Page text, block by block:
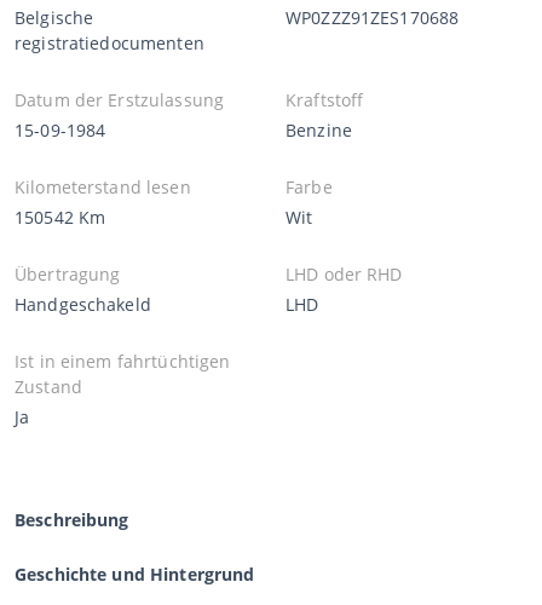
Belgische
registratiedocumenten
WP0ZZZ91ZES170688
Datum der Erstzulassung
15-09-1984
Kraftstoff
Benzine
Kilometerstand lesen
150542 Km
Farbe
Wit
Übertragung
Handgeschakeld
LHD oder RHD
LHD
Ist in einem fahrtüchtigen
Zustand
Ja
Beschreibung
Geschichte und Hintergrund